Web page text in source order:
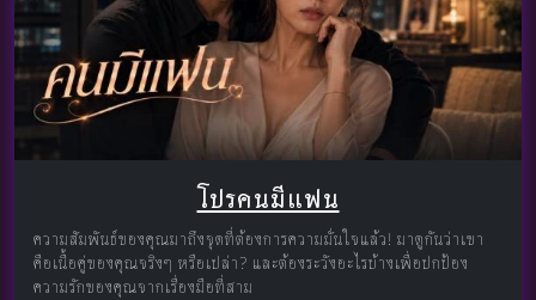
โปรคนมีแฟน
ความสัมพันธ์ของคุณมาถึงจุดที่ต้องการความมั่นใจแล้ว! มาดูกันว่าเขา
คือเนื้อคู่ของคุณจริงๆ หรือเปล่า? และต้องระวังอะไรบ้างเพื่อปกป้อง
ความรักของคุณจากเรื่องมือที่สาม